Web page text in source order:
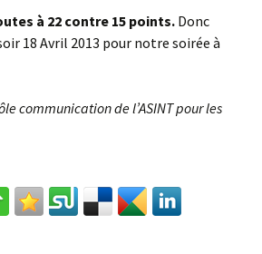
à 22 contre 15 points. Donc
18 Avril 2013 pour notre soirée à
communication de l’ASINT pour les